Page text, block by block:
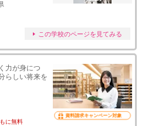
この学校のページを見てみる
力が身につ
らしい将来を
に無料
資料請求キャンペーン対象